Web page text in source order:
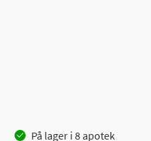
På lager i 8apotek